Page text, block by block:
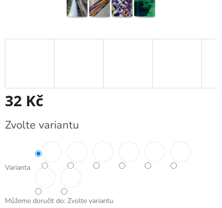
32 Kč
cena:
Zvolte variantu
Varianta
Můžeme doručit do: Zvolte variantu